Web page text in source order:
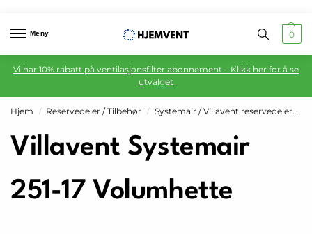
Meny 0
Vi har 10% rabatt på ventilasjonsfilter abonnement – Klikk her for å se
utvalget
Hjem / Reservedeler / Tilbehør / Systemair / Villavent reservedeler
Villavent Systemair
251-17 Volumhette